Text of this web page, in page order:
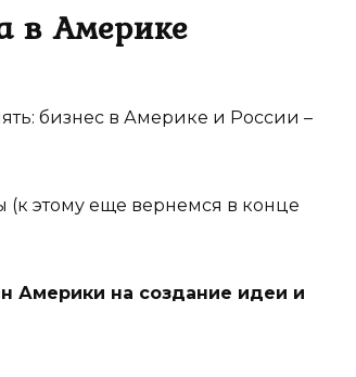
в Америке
бизнес в Америке и России –
(к этому еще вернемся в конце
Америки на создание идеи и